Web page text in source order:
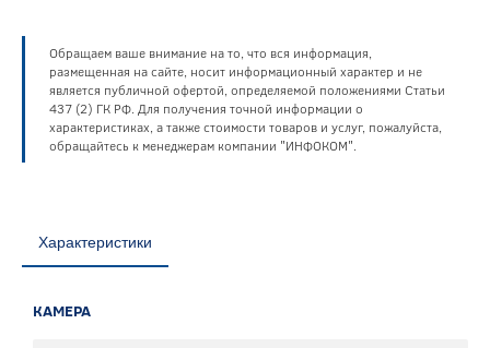
Обращаем ваше внимание на то, что вся информация,
размещенная на сайте, носит информационный характер и не
является публичной офертой, определяемой положениями Статьи
437 (2) ГК РФ. Для получения точной информации о
характеристиках, а также стоимости товаров и услуг, пожалуйста,
обращайтесь к менеджерам компании "ИНФОКОМ".
Характеристики
КАМЕРА